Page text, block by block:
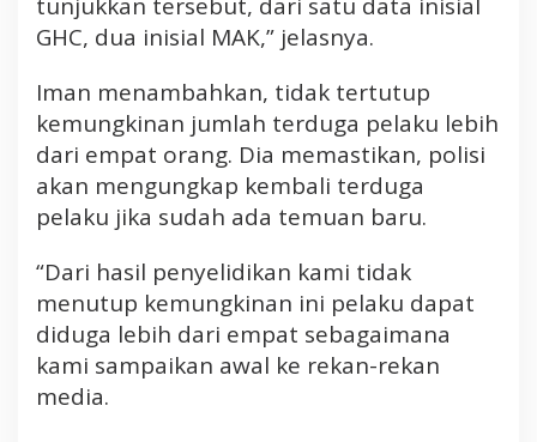
GHC, dua inisial MAK,” jelasnya.
Iman menambahkan, tidak tertutup
kemungkinan jumlah terduga pelaku lebih
dari empat orang. Dia memastikan, polisi
akan mengungkap kembali terduga
pelaku jika sudah ada temuan baru.
“Dari hasil penyelidikan kami tidak
menutup kemungkinan ini pelaku dapat
diduga lebih dari empat sebagaimana
kami sampaikan awal ke rekan-rekan
media.